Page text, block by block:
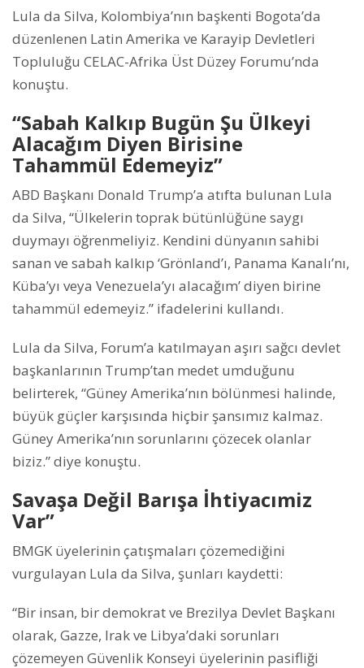
Lula da Silva, Kolombiya’nın başkenti Bogota’da
düzenlenen Latin Amerika ve Karayip Devletleri
Topluluğu CELAC-Afrika Üst Düzey Forumu’nda
konuştu.
“Sabah Kalkıp Bugün Şu Ülkeyi
Alacağım Diyen Birisine
Tahammül Edemeyiz”
ABD Başkanı Donald Trump’a atıfta bulunan Lula
da Silva, “Ülkelerin toprak bütünlüğüne saygı
duymayı öğrenmeliyiz. Kendini dünyanın sahibi
sanan ve sabah kalkıp ‘Grönland’ı, Panama Kanalı’nı,
Küba’yı veya Venezuela’yı alacağım’ diyen birine
tahammül edemeyiz.” ifadelerini kullandı.
Lula da Silva, Forum’a katılmayan aşırı sağcı devlet
başkanlarının Trump’tan medet umduğunu
belirterek, “Güney Amerika’nın bölünmesi halinde,
büyük güçler karşısında hiçbir şansımız kalmaz.
Güney Amerika’nın sorunlarını çözecek olanlar
biziz.” diye konuştu.
Savaşa Değil Barışa İhtiyacımiz
Var”
BMGK üyelerinin çatışmaları çözemediğini
vurgulayan Lula da Silva, şunları kaydetti:
“Bir insan, bir demokrat ve Brezilya Devlet Başkanı
olarak, Gazze, Irak ve Libya’daki sorunları
çözemeyen Güvenlik Konseyi üyelerinin pasifliği